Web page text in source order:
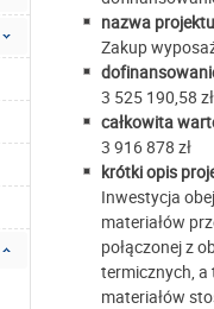
nazwa
Zakup
3 525 190,58 zł
całkowita
3 916 878 zł
krótki opis
Inwestycja
materiałów
połączonej z
termicznych,
materiałów